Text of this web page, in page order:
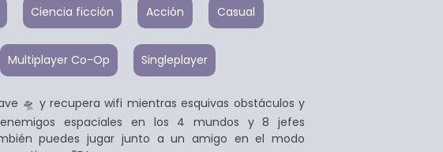
Ciencia ficción Acción Casual
Multiplayer Co-Op Singleplayer
🛸 y recupera wifi mientras esquivas obstáculos y
espaciales en los 4 mundos y 8 jefes
puedes jugar junto a un amigo en el modo